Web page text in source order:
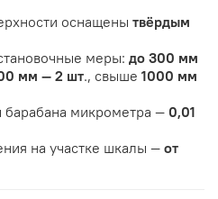
оснащены твёрдым
меры: до 300 мм
мм — 2 шт., свыше 1000 мм
микрометра —0,01
на участке шкалы —от